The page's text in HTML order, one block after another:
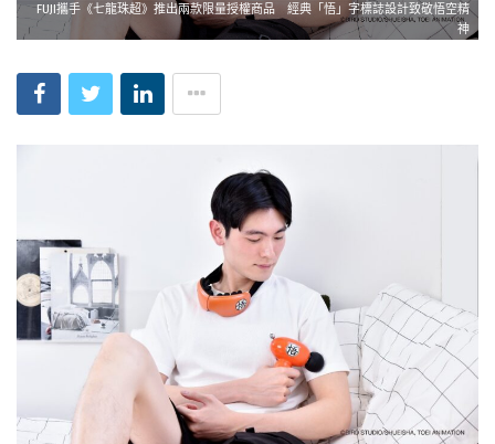
FUJI攜手《七龍珠超》推出兩款限量授權商品 經典「悟」字標誌設計致敬悟空精
神